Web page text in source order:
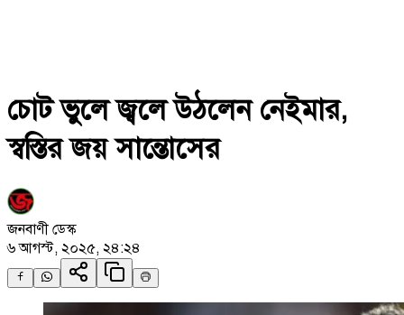
চোট ভুলে জ্বলে উঠলেন নেইমার,
স্বস্তির জয় সান্তোসের
জনবাণী ডেস্ক
৬ আগস্ট, ২০২৫, ২৪:২৪